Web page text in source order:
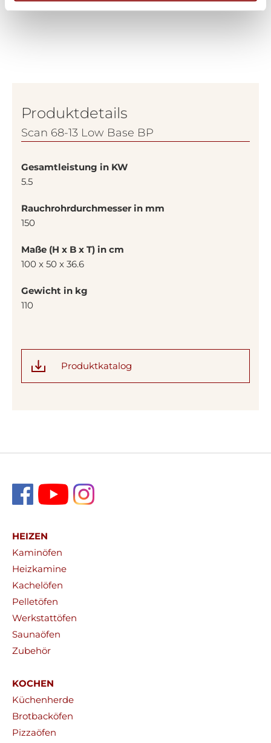
Produktdetails
Scan 68-13 Low Base BP
Gesamtleistung in KW
5.5
Rauchrohrdurchmesser in mm
150
Maße (H x B x T) in cm
100 x 50 x 36.6
Gewicht in kg
110
Produktkatalog
HEIZEN
Kaminöfen
Heizkamine
Kachelöfen
Pelletöfen
Werkstattöfen
Saunaöfen
Zubehör
KOCHEN
Küchenherde
Brotbacköfen
Pizzaöfen